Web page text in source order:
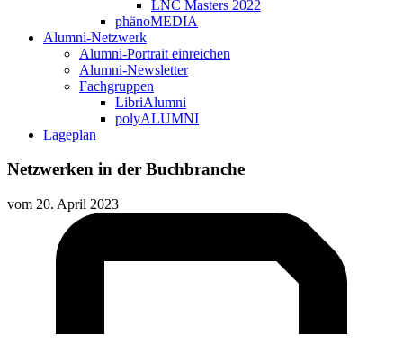
LNC Masters 2022
phänoMEDIA
Alumni-Netzwerk
Alumni-Portrait einreichen
Alumni-Newsletter
Fachgruppen
LibriAlumni
polyALUMNI
Lageplan
Netzwerken in der Buchbranche
vom 20. April 2023